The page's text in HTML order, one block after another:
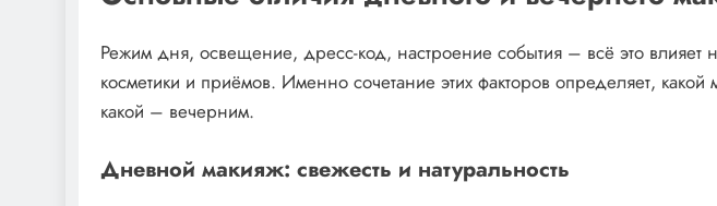
Режим дня, освещение, дресс-код, настроение события – всё это влияет
косметики и приёмов. Именно сочетание этих факторов определяет,
какой – вечерним.
Дневной макияж: свежесть и натуральность